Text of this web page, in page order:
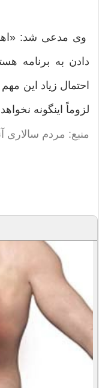
وی مدعی شد:
دادن به برنامه
احتمال زیاد این
لزوماً اینگونه
منبع: مردم سالاری